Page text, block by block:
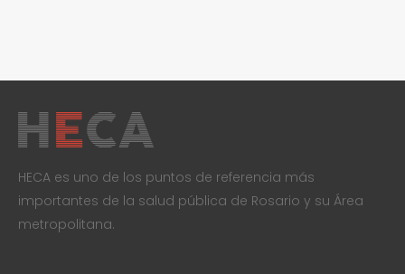
HECA es uno de los puntos de referencia más
importantes de la salud pública de Rosario y su Área
metropolitana.